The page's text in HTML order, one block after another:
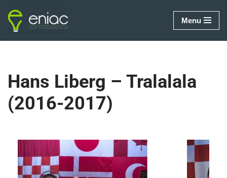
Ga
naar
Menu
Hans Liberg – Tralalala
(2016-2017)